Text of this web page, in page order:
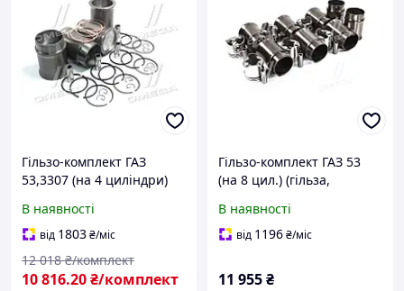
Гільзо-комплект ГАЗ
53,3307 (на 4 циліндри)
ця поршневі+прокладка)
(DETALKA) 53-1000105-04
UA58
В наявності
від 1803₴/міс
10 816.20₴/комплект
12 018 ₴/комплект
Гільзо-комплект ГАЗ 53
(на 8 цил.) (гільза,
Запчастина-дизель) 53-
1000105-04 UA51
В наявності
від 1196₴/міс
11 955₴